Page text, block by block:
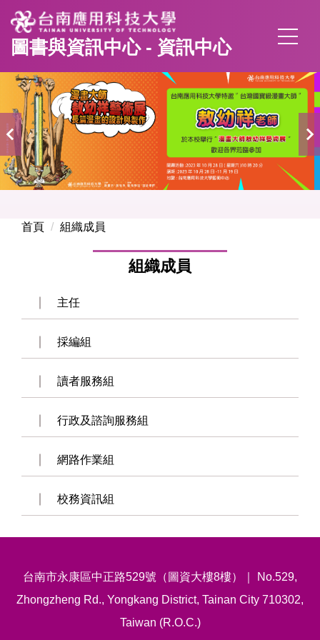
跳
到
主
內
區
圖書與資訊中心 - 資訊中心
首頁 組織成員
組織成員
主任
採編組
讀者服務組
行政及諮詢服務組
網路作業組
校務資訊組
台南市永康區中正路529號（圖資大樓8樓）｜ No.529,
Zhongzheng Rd., Yongkang District, Tainan City 710302,
Taiwan (R.O.C.)